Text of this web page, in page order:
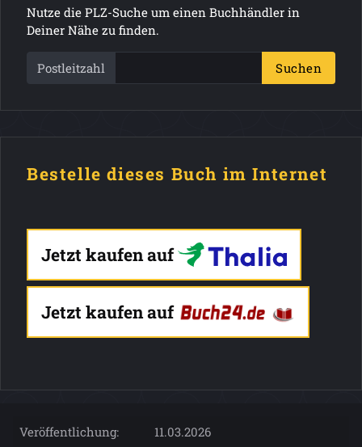
Nutze die PLZ-Suche um einen Buchhändler in
Deiner Nähe zu finden.
Postleitzahl Suchen
Bestelle dieses Buch im Internet
Jetzt kaufen auf
Jetzt kaufen auf
Veröffentlichung:
11.03.2026